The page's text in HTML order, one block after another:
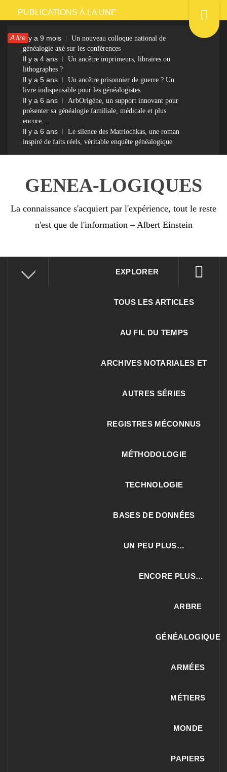
Passer
contenu
PUBLICATIONS À LA UNE
A lireIl y a 9 mois
Un nouveau colloque national de
généalogie axé sur les conférences
Il y a 4 ans
Un ancêtre imprimeurs, libraires ou
lithographes ?
Il y a 5 ans
Un ancêtre prisonnier de guerre ? Un
livre indispensable pour les généalogistes
Il y a 6 ans
ArbOrigène, un support innovant pour
présenter sa généalogie familiale, médicale et plus
encore…
Il y a 6 ans
Le silence des Matriochkas, une roman
inspiré de faits réels, véritable enquête généalogique
GENEA-LOGIQUES
La connaissance s'acquiert par l'expérience, tout le reste
n'est que de l'information – Albert Einstein
EXPLORER
TOUS LES ARTICLES
AU FIL DU TEMPS
ARCHIVES NOTARIALES ET
AUTRES SÉRIES
REGISTRES MÉCONNUS
MÉTHODOLOGIE
TECHNOLOGIE
BASES DE DONNÉES
UN PEU PLUS…
ENCORE PLUS…
ARBRE
GÉNÉALOGIQUE
ARMÉES
MÉTIERS
MONDE
PAPIERS